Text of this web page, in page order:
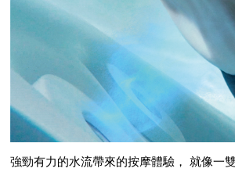
強勁有力的水流帶來的按摩體驗， 就像一